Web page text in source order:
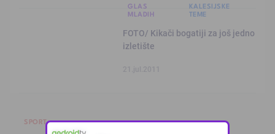
GLAS
MLADIH
KALESIJSKE
TEME
FOTO/ Kikači bogatiji za još jedno
izletište
SPORT